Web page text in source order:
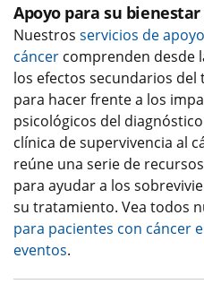
Apoyo para su
Nuestros servicios de
cáncer comprenden desde
los efectos secundarios
para hacer frente a los
psicológicos del
clínica de supervivencia al
reúne una serie de
para ayudar a los
su tratamiento. Vea todos
para pacientes con cáncer
eventos.